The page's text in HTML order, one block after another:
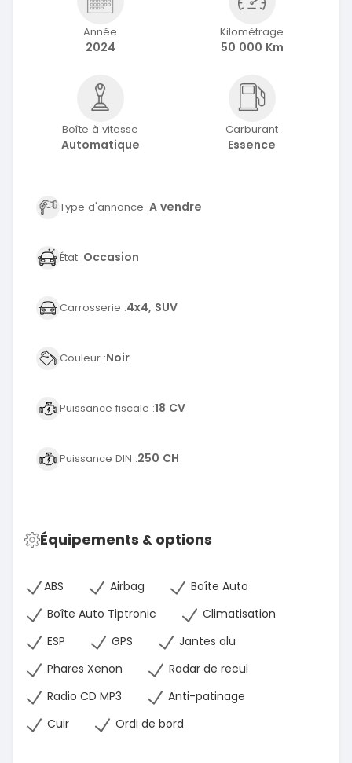
Année
2024
Kilométrage
50 000 Km
Boîte à vitesse
Automatique
Carburant
Essence
Type d'annonce :A vendre
État :Occasion
Carrosserie :4x4, SUV
Couleur :Noir
Puissance fiscale :18 CV
Puissance DIN :250 CH
Équipements & options
ABS Airbag
Boîte Auto
Boîte Auto Tiptronic
Climatisation
ESP
GPS
Jantes alu
Phares Xenon
Radar de recul
Radio CD MP3
Anti-patinage
Cuir
Ordi de bord